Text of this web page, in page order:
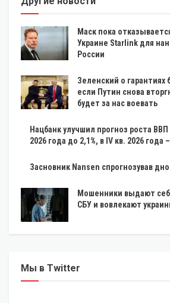
Маск пока
Украине Starlink для
России
Зеленский о
если Путин снова
будет за нас воевать
Нацбанк улучшил прогноз роста
2026 года до 2,1%, в IV кв. 2026 года
Засновник Nansen спрогнозував дно
Мошенники выдают
СБУ и вовлекают
Мы в Twitter